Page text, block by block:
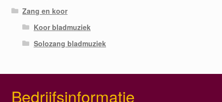
Zang en koor
Koor bladmuziek
Solozang bladmuziek
Bedrijfsinformatie